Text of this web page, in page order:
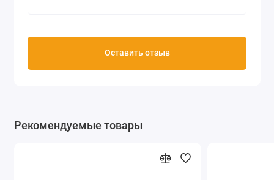
Оставить отзыв
Рекомендуемые товары